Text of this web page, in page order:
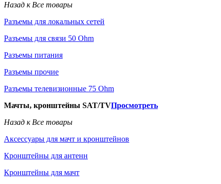
Назад к Все товары
Разъемы для локальных сетей
Разъемы для связи 50 Ohm
Разъемы питания
Разъемы прочие
Разъемы телевизионные 75 Ohm
Мачты, кронштейны SAT/TVПросмотреть
Назад к Все товары
Аксессуары для мачт и кронштейнов
Кронштейны для антенн
Кронштейны для мачт